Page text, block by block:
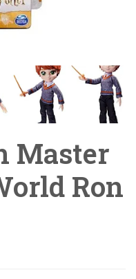
Master
Ron